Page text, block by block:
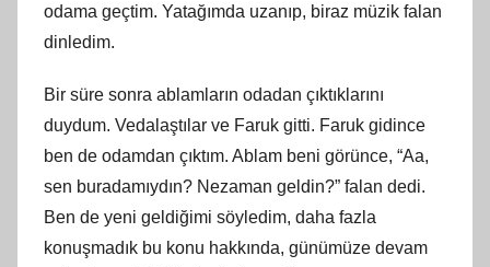
odama geçtim. Yatağımda uzanıp, biraz müzik falan
dinledim.
Bir süre sonra ablamların odadan çıktıklarını
duydum. Vedalaştılar ve Faruk gitti. Faruk gidince
ben de odamdan çıktım. Ablam beni görünce, “Aa,
sen buradamıydın? Nezaman geldin?” falan dedi.
Ben de yeni geldiğimi söyledim, daha fazla
konuşmadık bu konu hakkında, günümüze devam